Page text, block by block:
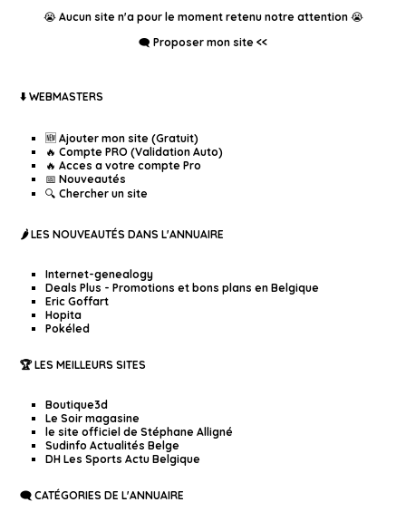
😭 Aucun site n'a pour le moment retenu notre attention 😭
🗨️ Proposer mon site <<
⬇️ WEBMASTERS
🆕 Ajouter mon site (Gratuit)
🔥 Compte PRO (Validation Auto)
🔥 Acces a votre compte Pro
📅 Nouveautés
🔍 Chercher un site
🌶️ LES NOUVEAUTÉS DANS L'ANNUAIRE
Internet-genealogy
Deals Plus - Promotions et bons plans en Belgique
Eric Goffart
Hopita
Pokéled
🏆 LES MEILLEURS SITES
Boutique3d
Le Soir magasine
le site officiel de Stéphane Alligné
Sudinfo Actualités Belge
DH Les Sports Actu Belgique
🗨️ CATÉGORIES DE L'ANNUAIRE